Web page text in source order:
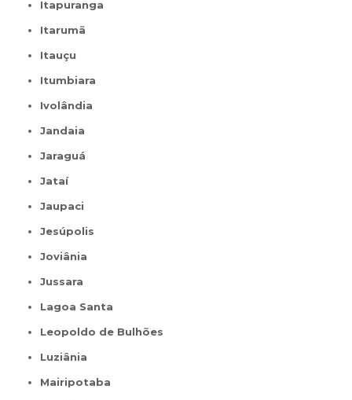
Itapuranga
Itarumã
Itauçu
Itumbiara
Ivolândia
Jandaia
Jaraguá
Jataí
Jaupaci
Jesúpolis
Joviânia
Jussara
Lagoa Santa
Leopoldo de Bulhões
Luziânia
Mairipotaba